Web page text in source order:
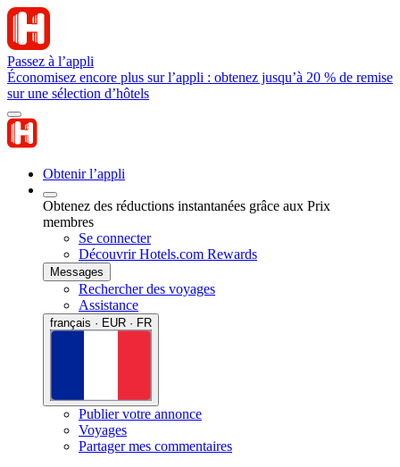
Passez à l’appli
Économisez encore plus sur l’appli : obtenez jusqu’à 20 % de remise
sur une sélection d’hôtels
Obtenir l’appli
Obtenez des réductions instantanées grâce aux Prix
membres
Se connecter
Découvrir Hotels.com Rewards
Messages
Rechercher des voyages
Assistance
français · EUR · FR
Publier votre annonce
Voyages
Partager mes commentaires